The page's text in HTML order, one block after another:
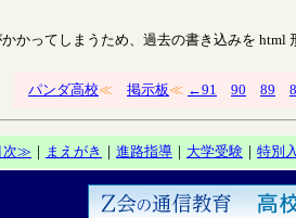
かってしまうため、過去の書き込みを html
パンダ高校≪ 掲示板≪ ←91 90 89
次≫ ｜ まえがき ｜ 進路指導 ｜ 大学受験 ｜ 特別